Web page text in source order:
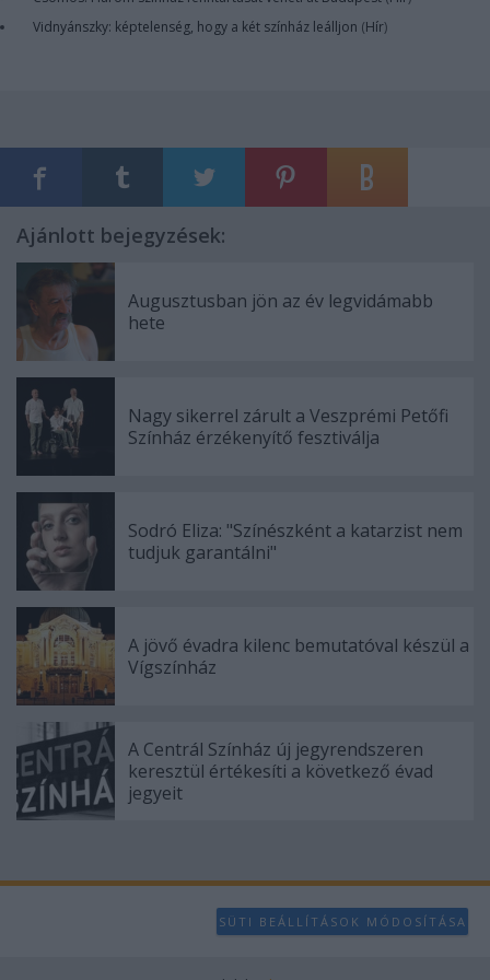
Vidnyánszky: képtelenség, hogy a két színház leálljon (Hír)
Ajánlott bejegyzések:
Augusztusban jön az év legvidámabb
hete
Nagy sikerrel zárult a Veszprémi Petőfi
Színház érzékenyítő fesztiválja
Sodró Eliza: "Színészként a katarzist nem
tudjuk garantálni"
A jövő évadra kilenc bemutatóval készül a
Vígszínház
A Centrál Színház új jegyrendszeren
keresztül értékesíti a következő évad
jegyeit
SÜTI BEÁLLÍTÁSOK MÓDOSÍTÁSA